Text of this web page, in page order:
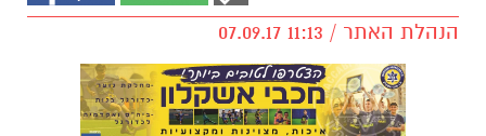
הנהלת האתר / 11:13 07.09.17